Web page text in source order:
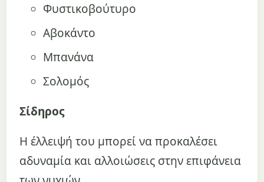
Φυστικοβούτυρο
Αβοκάντο
Μπανάνα
Σολομός
Σίδηρος
Η έλλειψή του μπορεί να προκαλέσει
αδυναμία και αλλοιώσεις στην επιφάνεια